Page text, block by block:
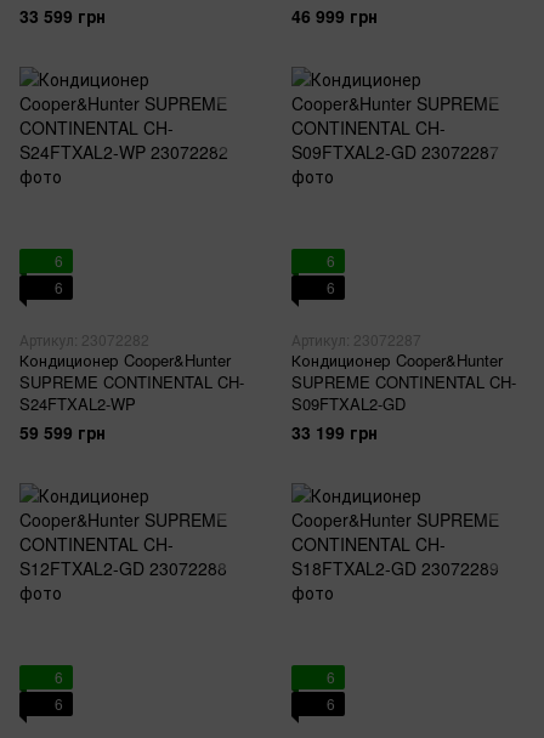
33 599 грн 46 999 грн
6
6
Артикул: 23072282
Кондиционер Cooper&Hunter
SUPREME CONTINENTAL CH-
S24FTXAL2-WP
59 599 грн
6
6
Артикул: 23072287
Кондиционер Cooper&Hunter
SUPREME CONTINENTAL CH-
S09FTXAL2-GD
33 199 грн
6
6
6
6